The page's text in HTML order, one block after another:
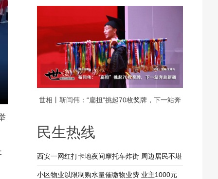
饭，守护一村老人的晚年安康
世相丨靳闫伟：“扁担”挑起70枚奖牌，下一站奔
民生热线
西安一网红打卡地夜间摩托车炸街 周边居民不堪
其扰 回应：将持续开展专项整治行动
小区物业以限制购水量催缴物业费 业主1000元